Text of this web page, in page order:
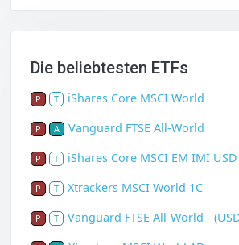
Die beliebtesten ETFs
P T iShares Core MSCI World
P A Vanguard FTSE All-World
P T iShares Core MSCI EM IMI USD
P T Xtrackers MSCI World 1C
P T Vanguard FTSE All-World -